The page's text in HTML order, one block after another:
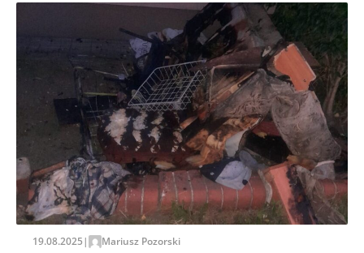
Zapamiętaj moje dane w tej przeglądarce podczas
pisania kolejnych komentarzy.
19.08.2025| Mariusz Pozorski